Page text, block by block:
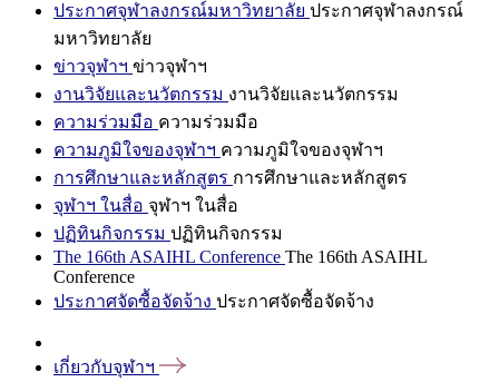
ประกาศจุฬาลงกรณ์มหาวิทยาลัย ประกาศจุฬาลงกรณ์
มหาวิทยาลัย
ข่าวจุฬาฯ ข่าวจุฬาฯ
งานวิจัยและนวัตกรรม งานวิจัยและนวัตกรรม
ความร่วมมือ ความร่วมมือ
ความภูมิใจของจุฬาฯ ความภูมิใจของจุฬาฯ
การศึกษาและหลักสูตร การศึกษาและหลักสูตร
จุฬาฯ ในสื่อ จุฬาฯ ในสื่อ
ปฏิทินกิจกรรม ปฏิทินกิจกรรม
The 166th ASAIHL Conference The 166th ASAIHL
Conference
ประกาศจัดซื้อจัดจ้าง ประกาศจัดซื้อจัดจ้าง
เกี่ยวกับจุฬาฯ